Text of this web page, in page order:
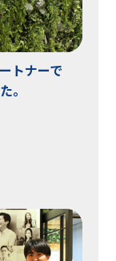
トナーで
。